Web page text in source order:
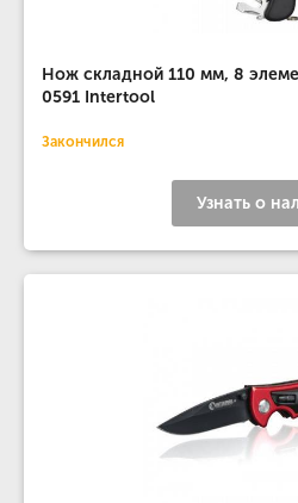
Нож складной 110 мм, 8
0591 Intertool
Закончился
Узнать о